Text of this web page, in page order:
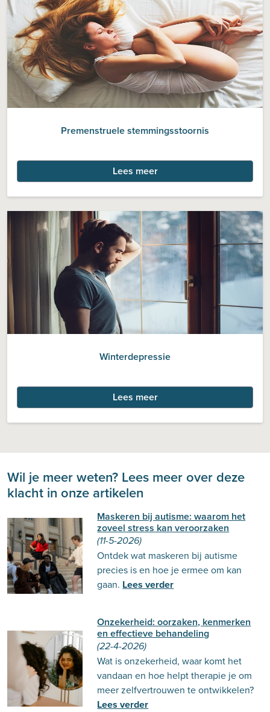
Premenstruele stemmingsstoornis
Lees meer
Winterdepressie
Lees meer
Wil je meer weten? Lees meer over deze
klacht in onze artikelen
Maskeren bij autisme: waarom het
zoveel stress kan veroorzaken
(11-5-2026)
Ontdek wat maskeren bij autisme
precies is en hoe je ermee om kan
gaan. Lees verder
Onzekerheid: oorzaken, kenmerken
en effectieve behandeling
(22-4-2026)
Wat is onzekerheid, waar komt het
vandaan en hoe helpt therapie je om
meer zelfvertrouwen te ontwikkelen?
Lees verder